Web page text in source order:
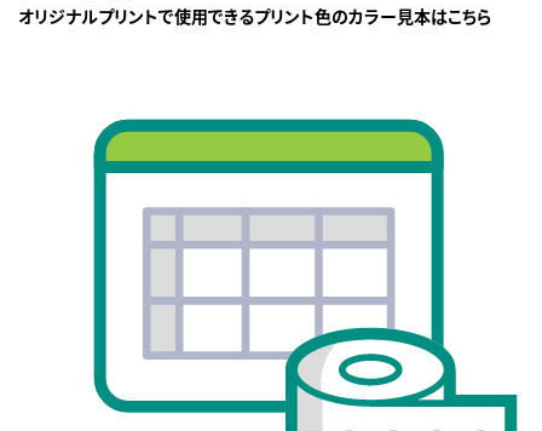
オリジナルプリントで使用できるプリント色のカラー見本はこちら